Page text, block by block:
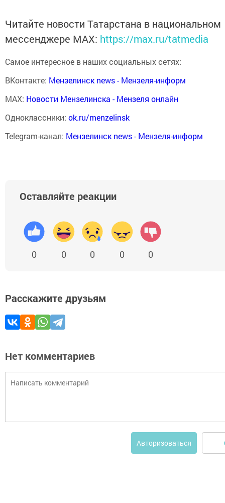
Читайте новости Татарстана в национальном
мессенджере MАХ: https://max.ru/tatmedia
Самое интересное в наших социальных сетях:
ВКонтакте: Мензелинск news - Мензеля-информ
MAX: Новости Мензелинска - Мензеля онлайн
Одноклассники: ok.ru/menzelinsk
Telegram-канал: Мензелинск news - Мензеля-информ
Оставляйте реакции
0 0 0 0 0
Расскажите друзьям
Нет комментариев
Авторизоваться